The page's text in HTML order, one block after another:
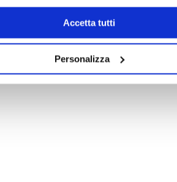
alla profilazione che potrai
Accetta tutti
Personalizza